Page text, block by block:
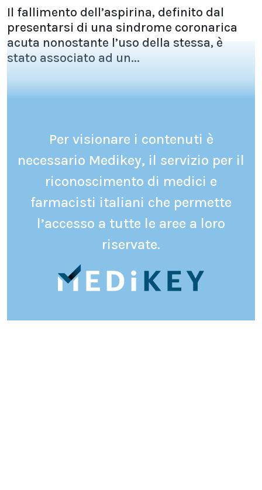
Il fallimento dell’aspirina, definito dal
presentarsi di una sindrome coronarica
acuta nonostante l’uso della stessa, è
stato associato ad un...
Per visionare i contenuti è
necessario Medikey, il servizio per il
riconoscimento di medici e
farmacisti italiani che permette
l’accesso a tutte le aree a loro
riservate.